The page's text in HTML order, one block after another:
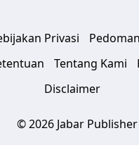
Privasi
Tentang Kami
Disclaimer
© 2026 Jabar Publisher